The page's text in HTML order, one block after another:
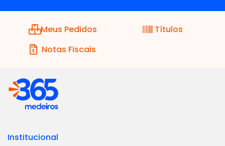
Meus Pedidos
Títulos
Notas Fiscais
Institucional